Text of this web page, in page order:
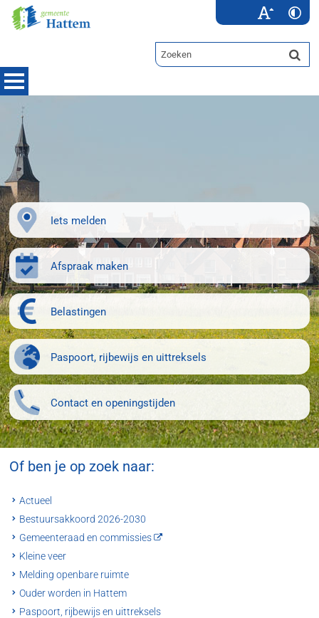
Iets melden
Afspraak maken
Belastingen
Paspoort, rijbewijs en uittreksels
Contact en openingstijden
Of ben je op zoek naar:
Actueel
Bestuursakkoord 2026-2030
Gemeenteraad en commissies
Kleine veer
Melding openbare ruimte
Ouder worden in Hattem
Paspoort, rijbewijs en uittreksels